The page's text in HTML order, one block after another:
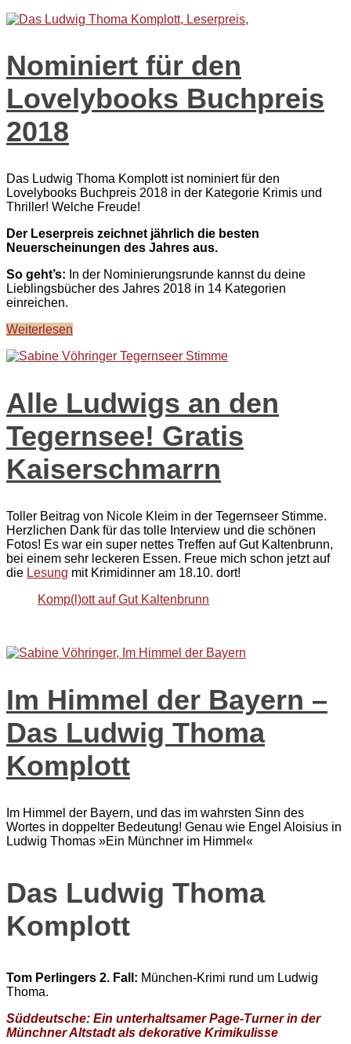
Nominiert für den
Lovelybooks Buchpreis
2018
Das Ludwig Thoma Komplott ist nominiert für den
Lovelybooks Buchpreis 2018 in der Kategorie Krimis und
Thriller! Welche Freude!
Der Leserpreis zeichnet jährlich die besten
Neuerscheinungen des Jahres aus.
So geht’s: In der Nominierungsrunde kannst du deine
Lieblingsbücher des Jahres 2018 in 14 Kategorien
einreichen.
Weiterlesen
Alle Ludwigs an den
Tegernsee! Gratis
Kaiserschmarrn
Toller Beitrag von Nicole Kleim in der Tegernseer Stimme.
Herzlichen Dank für das tolle Interview und die schönen
Fotos! Es war ein super nettes Treffen auf Gut Kaltenbrunn,
bei einem sehr leckeren Essen. Freue mich schon jetzt auf
die Lesung mit Krimidinner am 18.10. dort!
Komp(l)ott auf Gut Kaltenbrunn
Im Himmel der Bayern –
Das Ludwig Thoma
Komplott
Im Himmel der Bayern, und das im wahrsten Sinn des
Wortes in doppelter Bedeutung! Genau wie Engel Aloisius in
Ludwig Thomas »Ein Münchner im Himmel«
Das Ludwig Thoma
Komplott
Tom Perlingers 2. Fall: München-Krimi rund um Ludwig
Thoma.
Süddeutsche: Ein unterhaltsamer Page-Turner in der
Münchner Altstadt als dekorative Krimikulisse